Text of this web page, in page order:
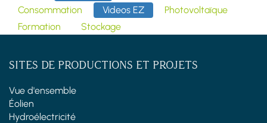
Consommation
Videos EZ
Photovoltaïque
Formation
Stockage
SITES DE PRODUCTIONS ET PROJETS
Vue d'ensemble
Éolien
Hydroélectricité